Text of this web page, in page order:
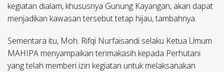
kegiatan dialam, khususnya Gunung Kayangan, akan dapat
menjadikan kawasan tersebut tetap hijau, tambahnya.
Sementara itu, Moh. Rifqi Nurfaisandi selaku Ketua Umum
MAHIPA menyampaikan terimakasih kepada Perhutani
yang telah memberi izin kegiatan untuk melaksanakan